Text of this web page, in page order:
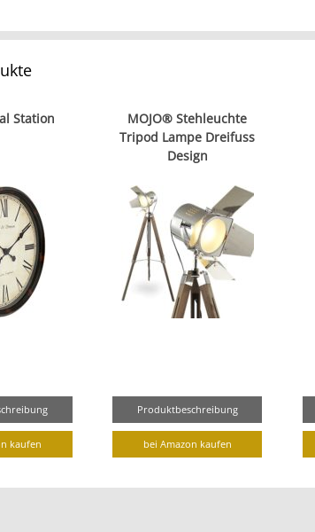
Station
kaufen
MOJO® Stehleuchte
Tripod Lampe Dreifuss
Design
Produktbeschreibung
bei Amazon kaufen